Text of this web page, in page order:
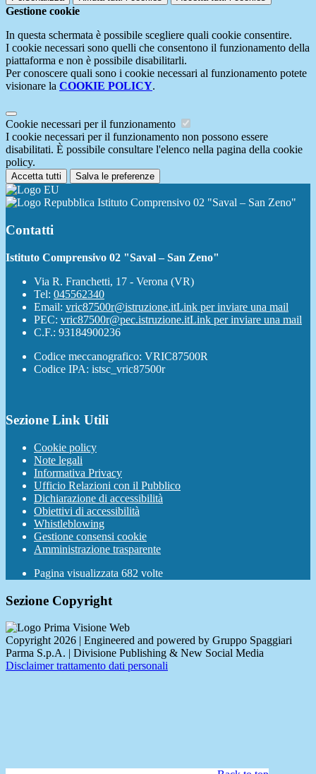
Gestione cookie
In questa schermata è possibile scegliere quali cookie consentire.
I cookie necessari sono quelli che consentono il funzionamento della
piattaforma e non è possibile disabilitarli.
Per conoscere quali sono i cookie necessari al funzionamento potete
visionare la COOKIE POLICY.
Cookie necessari per il funzionamento
I cookie necessari per il funzionamento non possono essere
disabilitati. È possibile consultare l'elenco nella pagina della cookie
policy.
Accetta tutti Salva le preferenze
Istituto Comprensivo 02 "Saval – San Zeno"
Contatti
Istituto Comprensivo 02 "Saval – San Zeno"
Via R. Franchetti, 17 - Verona (VR)
Tel: 045562340
Email: vric87500r@istruzione.itLink per inviare una mail
PEC: vric87500r@pec.istruzione.itLink per inviare una mail
C.F.: 93184900236
Codice meccanografico: VRIC87500R
Codice IPA: istsc_vric87500r
Sezione Link Utili
Cookie policy
Note legali
Informativa Privacy
Ufficio Relazioni con il Pubblico
Dichiarazione di accessibilità
Obiettivi di accessibilità
Whistleblowing
Gestione consensi cookie
Amministrazione trasparente
Pagina visualizzata 682 volte
Sezione Copyright
Copyright 2026 | Engineered and powered by Gruppo Spaggiari
Parma S.p.A. | Divisione Publishing & New Social Media
Disclaimer trattamento dati personali